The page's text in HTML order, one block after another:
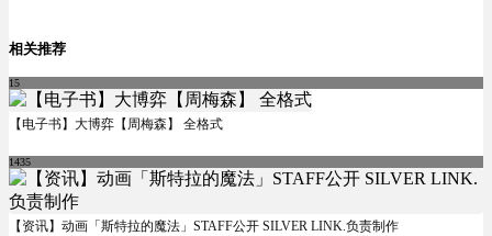
相关推荐
15
【电子书】大博弈【周梅森】 全格式
1435
【资讯】动画「斯特拉的魔法」STAFF公开 SILVER LINK.负责制作